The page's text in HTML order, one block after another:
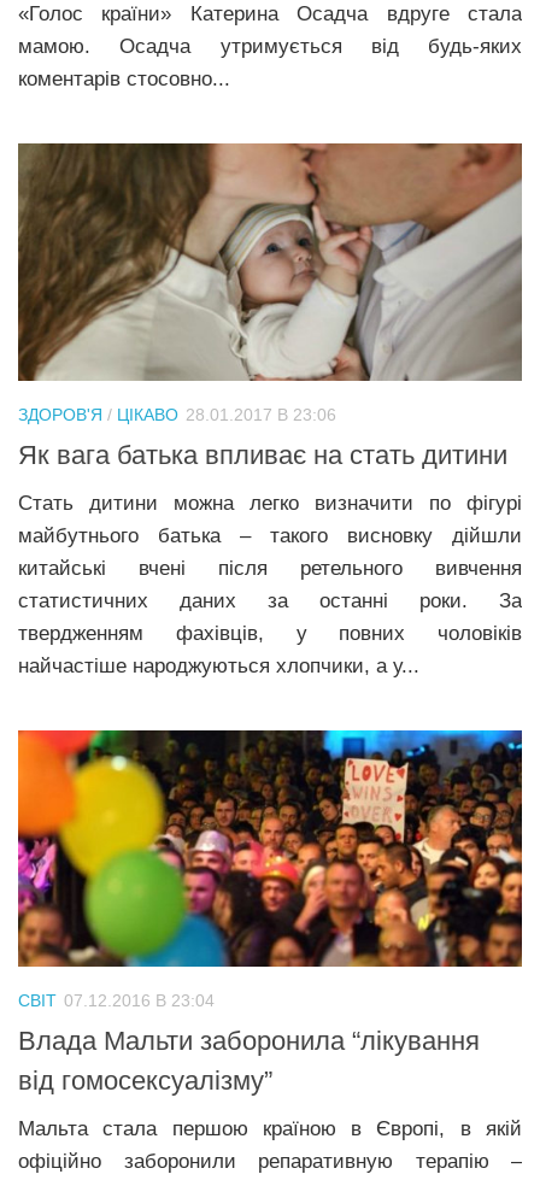
«Голос країни» Катерина Осадча вдруге стала
мамою. Осадча утримується від будь-яких
коментарів стосовно...
ЗДОРОВ'Я / ЦІКАВО 28.01.2017 В 23:06
Як вага батька впливає на стать дитини
Стать дитини можна легко визначити по фігурі
майбутнього батька – такого висновку дійшли
китайські вчені після ретельного вивчення
статистичних даних за останні роки. За
твердженням фахівців, у повних чоловіків
найчастіше народжуються хлопчики, а у...
СВІТ 07.12.2016 В 23:04
Влада Мальти заборонила “лікування
від гомосексуалізму”
Мальта стала першою країною в Європі, в якій
офіційно заборонили репаративную терапію –